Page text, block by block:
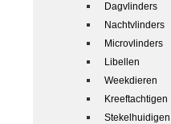
Dagvlinders
Nachtvlinders
Microvlinders
Libellen
Weekdieren
Kreeftachtigen
Stekelhuidigen